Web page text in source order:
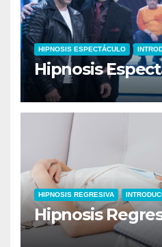
HIPNOSIS ESPECTÁCULO
Hipnosis
HIPNOSIS REGRESIVA
Hipnosis